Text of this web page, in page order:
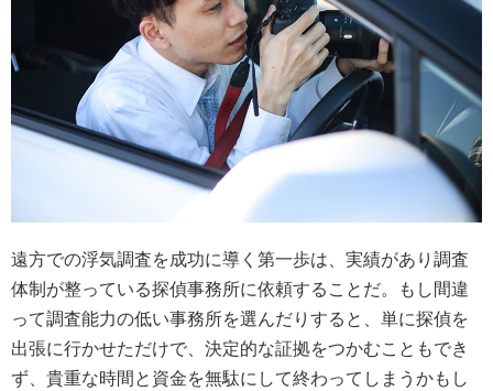
遠方での浮気調査を成功に導く第一歩は、実績があり調査
体制が整っている探偵事務所に依頼することだ。もし間違
って調査能力の低い事務所を選んだりすると、単に探偵を
出張に行かせただけで、決定的な証拠をつかむこともでき
ず、貴重な時間と資金を無駄にして終わってしまうかもし